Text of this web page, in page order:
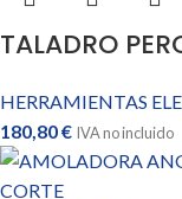
TALADRO
HERRAMIENTAS
180,80€ IVA no incluido